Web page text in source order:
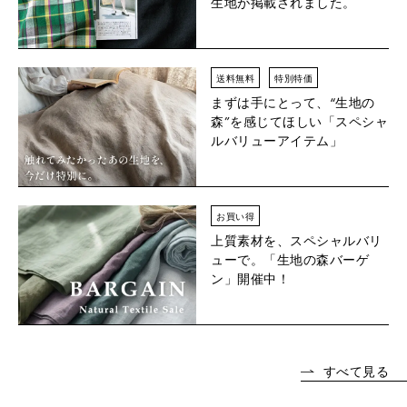
送料無料 特別特価
まずは手にとって、“生地の
森”を感じてほしい「スペシャ
ルバリューアイテム」
お買い得
上質素材を、スペシャルバリ
ューで。「生地の森バーゲ
ン」開催中！
すべて見る